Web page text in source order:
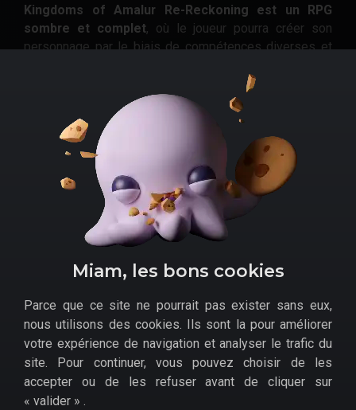
Kingdoms of Amalur Re-Reckoning est un RPG
sombre et complet, où le joueur pourra créer son
personnage par le biais de compétences diverses et
précédemment sorti sur PC, avec cette fois-ci les deux
Comment
acheter Kingdoms of Amalur Re-
Micromania
Fnac
Miam, les bons cookies
Parce que ce site ne pourrait pas exister sans eux,
nous utilisons des cookies. Ils sont la pour améliorer
votre expérience de navigation et analyser le trafic du
site. Pour continuer, vous pouvez choisir de les
accepter ou de les refuser avant de cliquer sur
« valider » .